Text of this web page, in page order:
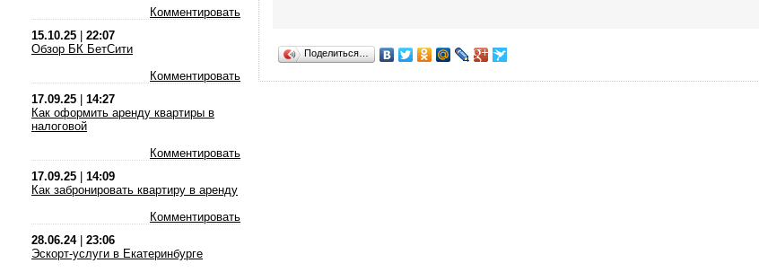
Комментировать
15.10.25
22:07
Обзор БК БетСити
Комментировать
17.09.25
14:27
Как оформить аренду квартиры в
налоговой
Комментировать
17.09.25
14:09
Как забронировать квартиру в аренду
Комментировать
28.06.24| 23:06
Эскорт-услуги в Екатеринбурге
Поделиться…